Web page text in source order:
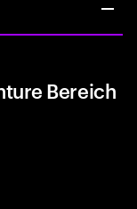
Bereich